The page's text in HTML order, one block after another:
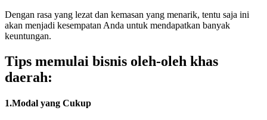
Dengan rasa yang lezat dan kemasan yang menarik, tentu saja ini
akan menjadi kesempatan Anda untuk mendapatkan banyak
keuntungan.
Tips memulai bisnis oleh-oleh khas
daerah:
1.Modal yang Cukup